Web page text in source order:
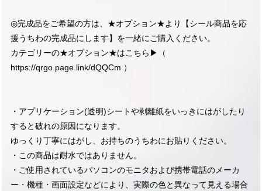
◎完成品をご希望の方は、★オプション★より【シール商品を応
援うちわの完成品にします】を一緒にご購入ください。
カテゴリーの★オプション★はこちら▶︎（
https://qrgo.page.link/dQQCm ）
・アプリケーション(透明)シートや剥離紙をいっきにはがしたり
すると破れの原因になります。
ゆっくり丁寧にはがし、お持ちのうちわにお貼りください。
・この商品は耐水ではありません。
・ご使用されているパソコンのモニタおよび携帯電話のメーカ
ー・機種・画面設定などにより、実際の色と異なって見える場合